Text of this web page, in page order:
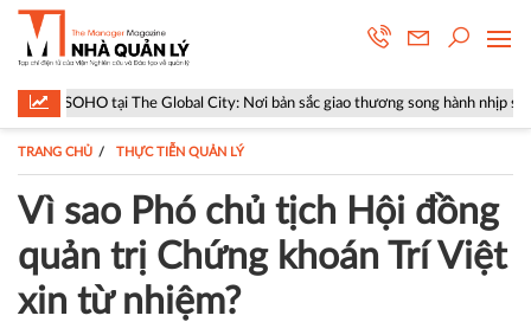
The Global City: Nơi bản sắc giao thương song hành nhịp sống toàn cầu
TRANG CHỦ THỰC TIỄN QUẢN LÝ
Vì sao Phó chủ tịch Hội đồng
quản trị Chứng khoán Trí Việt
xin từ nhiệm?